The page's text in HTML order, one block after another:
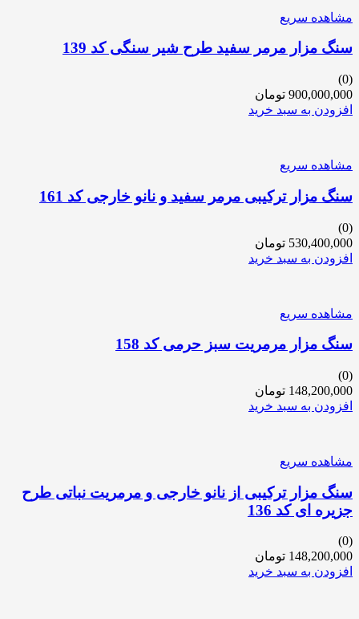
مشاهده سریع
سنگ مزار مرمر سفید طرح شیر سنگی کد 139
(0)
900,000,000 تومان
افزودن به سبد خرید
مشاهده سریع
سنگ مزار ترکیبی مرمر سفید و نانو خارجی کد 161
(0)
530,400,000 تومان
افزودن به سبد خرید
مشاهده سریع
سنگ مزار مرمریت سبز حرمی کد 158
(0)
148,200,000 تومان
افزودن به سبد خرید
مشاهده سریع
سنگ مزار ترکیبی از نانو خارجی و مرمریت نباتی طرح
جزیره ای کد 136
(0)
148,200,000 تومان
افزودن به سبد خرید